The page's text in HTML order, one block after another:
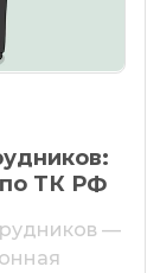
ТК РФ
—